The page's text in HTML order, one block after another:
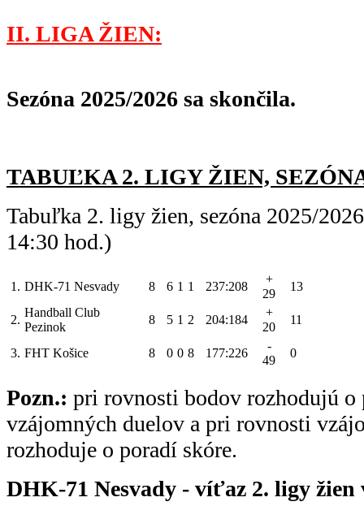
II. LIGA ŽIEN:
Sezóna 2025/2026 sa skončila.
TABUĽKA 2. LIGY ŽIEN,
Tabuľka 2. ligy žien, sezóna 2025/
14:30 hod.)
1. DHK-71 Nesvady 8 6 1 1 237:208
+
29
13
2.
Handball Club
Pezinok
8 5 1 2 204:184
+
20
11
3. FHT Košice 8 0 0 8 177:226
-
49
0
Pozn.: pri rovnosti bodov rozhodujú o
vzájomných duelov a pri rovnosti
rozhoduje o poradí skóre.
DHK-71 Nesvady - víťaz 2. ligy žien